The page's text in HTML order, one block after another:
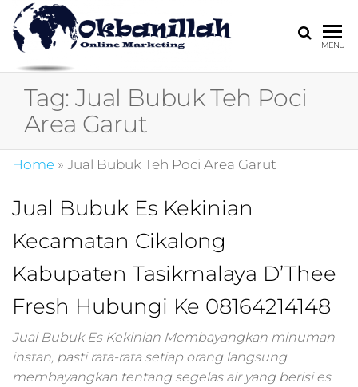
HARGA
MIRING
4.0,jasa digital
kotler,performance
digital,bisnis digital
digital
marketing,kotler
digital,marketing
media,promosi
pemasaran
smm,media
MENU
Tag: Jual Bubuk Teh Poci
Area Garut
Home » Jual Bubuk Teh Poci Area Garut
Jual Bubuk Es Kekinian
Kecamatan Cikalong
Kabupaten Tasikmalaya D’Thee
Fresh Hubungi Ke 08164214148
Jual Bubuk Es Kekinian Membayangkan minuman
instan, pasti rata-rata setiap orang langsung
membayangkan tentang segelas air yang berisi es